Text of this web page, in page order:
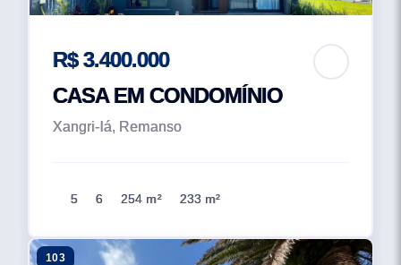
R$ 3.400.000
CASA EM CONDOMÍNIO
Xangri-lá, Remanso
5 6 254 m² 233 m²
103